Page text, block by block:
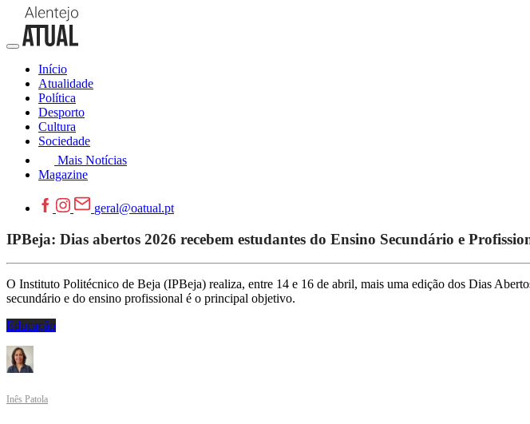
Início
Atualidade
Política
Desporto
Cultura
Sociedade
Mais Notícias
Magazine
geral@oatual.pt
IPBeja: Dias abertos 2026 recebem estudantes do Ensino Secundário e
O Instituto Politécnico de Beja (IPBeja) realiza, entre 14 e 16 de abril, mais uma edição dos Dias
secundário e do ensino profissional é o principal objetivo.
Educação
Inês Patola